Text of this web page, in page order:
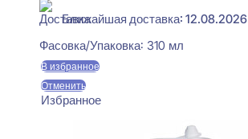
Ближайшая доставка: 12.08.2026
Фасовка/Упаковка: 310 мл
В избранное
Отменить
Избранное